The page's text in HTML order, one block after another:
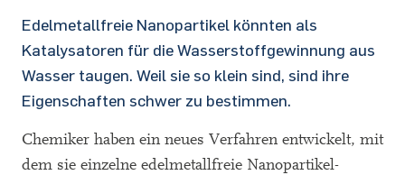
Edelmetallfreie Nanopartikel könnten als
Katalysatoren für die Wasserstoffgewinnung aus
Wasser taugen. Weil sie so klein sind, sind ihre
Eigenschaften schwer zu bestimmen.
Chemiker haben ein neues Verfahren entwickelt, mit
dem sie einzelne edelmetallfreie Nanopartikel-